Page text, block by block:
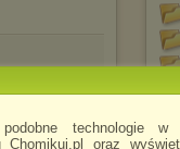
technologie w
oraz